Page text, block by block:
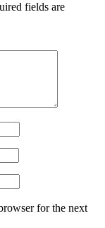
fields are
for the next